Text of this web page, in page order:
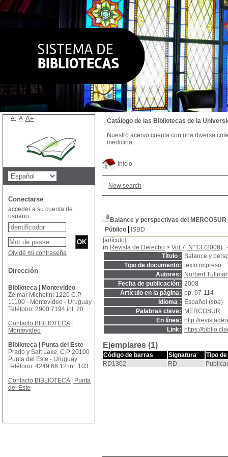
Inicio
New search
Balance y perspectivas del MERCOSUR
Público
ISBD
[artículo]
in Revista de Derecho > Vol.7, N°13 (2008) .
Título :
Balance y
Tipo de documento: texto impreso
Autores:
Norbert
Fecha de publicación: 2008
Artículo en la página: pp. 97-114
Idioma :
Español (spa)
Palabras clave:
MERCOSUR
En línea:
http://
Link:
https://
Ejemplares (1)
Código de barras Signatura
Tipo
RD1302
RD
Catálogo de las Bibliotecas de la
Nuestro acervo cuenta con una diversa
medicina.
A- A A+
Conectarse
acceder a su cuenta de
usuario
Olvidé mi contraseña
Dirección
Biblioteca | Montevideo
Zelmar Michelini 1220 C.P
11100 - Montevideo - Uruguay
Teléfono: 2900 7194 int. 20
Contacto BIBLIOTECA |
Montevideo
Biblioteca | Punta del Este
Prado y Salt Lake, C.P 20100
Punta del Este - Uruguay
Teléfono: 4249 66 12 int. 103
Contacto BIBLIOTECA | Punta
del Este